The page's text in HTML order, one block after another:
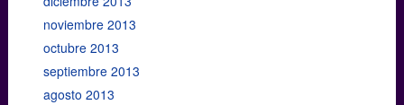
noviembre 2013
octubre 2013
septiembre 2013
agosto 2013